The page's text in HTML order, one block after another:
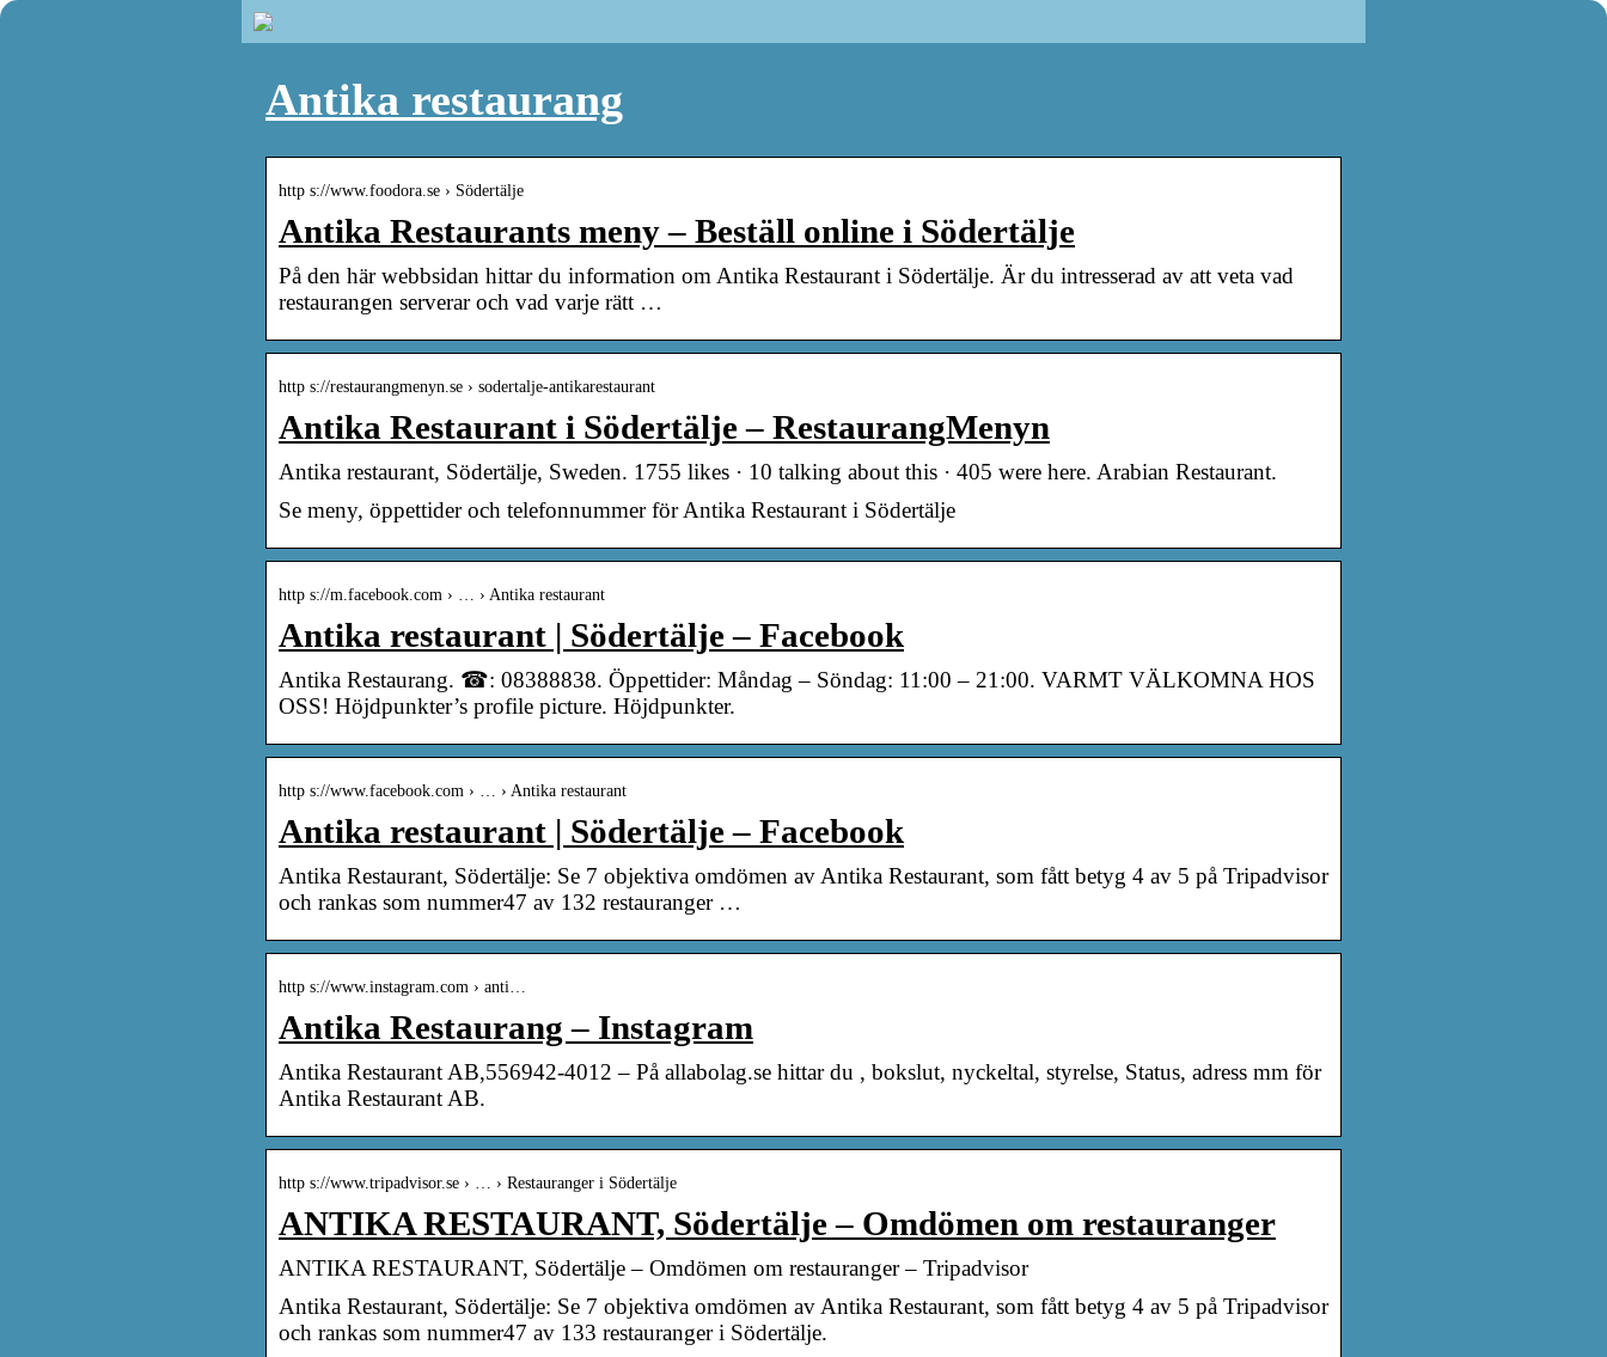
Antika restaurang
http s://www.foodora.se › Södertälje
Antika Restaurants meny – Beställ online i Södertälje
På den här webbsidan hittar du information om Antika Restaurant i Södertälje. Är du intresserad av att veta vad
restaurangen serverar och vad varje rätt …
http s://restaurangmenyn.se › sodertalje-antikarestaurant
Antika Restaurant i Södertälje – RestaurangMenyn
Antika restaurant, Södertälje, Sweden. 1755 likes · 10 talking about this · 405 were here. Arabian Restaurant.
Se meny, öppettider och telefonnummer för Antika Restaurant i Södertälje
http s://m.facebook.com › … › Antika restaurant
Antika restaurant | Södertälje – Facebook
Antika Restaurang. ☎: 08388838. Öppettider: Måndag – Söndag: 11:00 – 21:00. VARMT VÄLKOMNA HOS
OSS! Höjdpunkter’s profile picture. Höjdpunkter.
http s://www.facebook.com › … › Antika restaurant
Antika restaurant | Södertälje – Facebook
Antika Restaurant, Södertälje: Se 7 objektiva omdömen av Antika Restaurant, som fått betyg 4 av 5 på Tripadvisor
och rankas som nummer47 av 132 restauranger …
http s://www.instagram.com › anti…
Antika Restaurang – Instagram
Antika Restaurant AB,556942-4012 – På allabolag.se hittar du , bokslut, nyckeltal, styrelse, Status, adress mm för
Antika Restaurant AB.
http s://www.tripadvisor.se › … › Restauranger i Södertälje
ANTIKA RESTAURANT, Södertälje – Omdömen om restauranger
ANTIKA RESTAURANT, Södertälje – Omdömen om restauranger – Tripadvisor
Antika Restaurant, Södertälje: Se 7 objektiva omdömen av Antika Restaurant, som fått betyg 4 av 5 på Tripadvisor
och rankas som nummer47 av 133 restauranger i Södertälje.